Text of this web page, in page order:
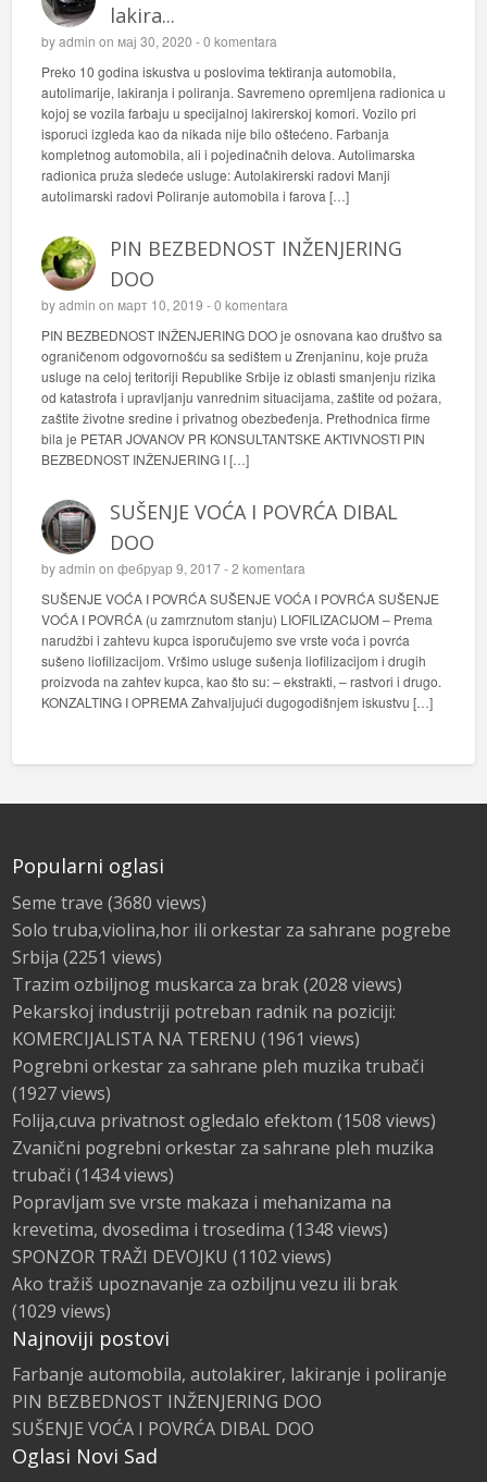
lakira...
byadmin on мај 30, 2020 -0 komentara
Preko 10 godina iskustva u poslovima tektiranja automobila,
autolimarije, lakiranja i poliranja. Savremeno opremljena radionica u
kojoj se vozila farbaju u specijalnoj lakirerskoj komori. Vozilo pri
isporuci izgleda kao da nikada nije bilo oštećeno. Farbanja
kompletnog automobila, ali i pojedinačnih delova. Autolimarska
radionica pruža sledeće usluge: Autolakirerski radovi Manji
autolimarski radovi Poliranje automobila i farova […]
PIN BEZBEDNOST INŽENJERING
DOO
byadmin on март 10, 2019 -0 komentara
PIN BEZBEDNOST INŽENJERING DOO je osnovana kao društvo sa
ograničenom odgovornošću sa sedištem u Zrenjaninu, koje pruža
usluge na celoj teritoriji Republike Srbije iz oblasti smanjenju rizika
od katastrofa i upravljanju vanrednim situacijama, zaštite od požara,
zaštite životne sredine i privatnog obezbeđenja. Prethodnica firme
bila je PETAR JOVANOV PR KONSULTANTSKE AKTIVNOSTI PIN
BEZBEDNOST INŽENJERING I […]
SUŠENJE VOĆA I POVRĆA DIBAL
DOO
byadmin on фебруар 9, 2017 -2 komentara
SUŠENJE VOĆA I POVRĆA SUŠENJE VOĆA I POVRĆA SUŠENJE
VOĆA I POVRĆA (u zamrznutom stanju) LIOFILIZACIJOM – Prema
narudžbi i zahtevu kupca isporučujemo sve vrste voća i povrća
sušeno liofilizacijom. Vršimo usluge sušenja liofilizacijom i drugih
proizvoda na zahtev kupca, kao što su: – ekstrakti, – rastvori i drugo.
KONZALTING I OPREMA Zahvaljujući dugogodišnjem iskustvu […]
Popularni oglasi
Seme trave (3680 views)
Solo truba,violina,hor ili orkestar za sahrane pogrebe
Srbija (2251 views)
Trazim ozbiljnog muskarca za brak(2028 views)
Pekarskoj industriji potreban radnik na poziciji:
KOMERCIJALISTA NA TERENU (1961 views)
Pogrebni orkestar za sahrane pleh muzika trubači
(1927 views)
Folija,cuva privatnost ogledalo efektom (1508 views)
Zvanični pogrebni orkestar za sahrane pleh muzika
trubači (1434 views)
Popravljam sve vrste makaza i mehanizama na
krevetima, dvosedima i trosedima (1348 views)
SPONZOR TRAŽI DEVOJKU (1102 views)
Ako tražiš upoznavanje za ozbiljnu vezu ili brak
(1029 views)
Najnoviji postovi
Farbanje automobila, autolakirer, lakiranje i poliranje
PIN BEZBEDNOST INŽENJERING DOO
SUŠENJE VOĆA I POVRĆA DIBAL DOO
Oglasi Novi Sad